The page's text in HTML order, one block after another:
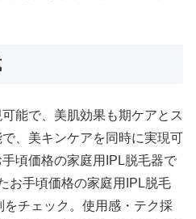
能で、美肌効果も期ケアとス
、美キンケアを同時に実現可
頃価格の家庭用IPL脱毛器で
お手頃価格の家庭用IPL脱毛
チェック。使用感・テク採